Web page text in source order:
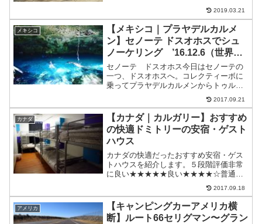
ウォーターいくつか見所がある。 バッド
ウォーターへバッドウォーター
(Badwater) は、ア...
2019.03.21
メキシコ
【メキシコ｜プラヤデルカルメ
ン】セノーテ ドスオホスでシュ
ノーケリング ’16.12.6（世界一
周1年3ヶ月と6日目）
セノーテ ドスオホス今日はセノーテの
一つ、ドスオホスへ。コレクティーボに
乗ってプラヤデルカルメンからトゥルム
方面へ。運転手に言っておけばドスオホ
スのところで教えてくれる。入り口コレ
クティーボは45ペソ入るとすぐに受付が
あるドスオホスは入場料...
2017.09.21
カナダ
【カナダ｜カルガリー】おすすめ
の快適ドミトリーの安宿・ゲスト
ハウス
カナダの快適だったおすすめ安宿・ゲス
トハウスを紹介します。５段階評価非常
に良い★★★★★良い★★★★☆普通
★★★☆☆悪い★★☆☆☆非常に悪い
★☆☆☆☆カルガリーでおすすめの快適
ドミトリーの安宿・ゲストハウスWicked
Hostels - ...
2017.09.18
アメリカ
【キャンピングカーアメリカ横
断】ルート66セリグマン〜グラン